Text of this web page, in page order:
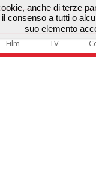
Film TV
anche di terze
consenso a tutti o
suo elemento